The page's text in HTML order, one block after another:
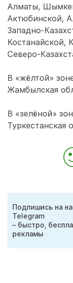
Алматы,
Актюбинской,
Западно-
Костанайской,
Северо-
В «жёлтой»
Жамбылская
В «зелёной»
Туркестанская
Подпишись на
Telegram
– быстро,
рекламы